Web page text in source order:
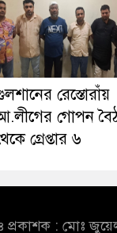
রেস্তোরাঁয়
গোপন
গ্রেপ্তার ৬
প্রকাশক : মোঃ